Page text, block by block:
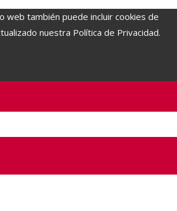
web también puede incluir cookies de
nuestra Política de Privacidad.